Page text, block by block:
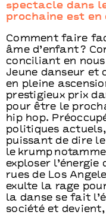
spectacle dans
prochaine est en
Comment faire
âme d’enfant ?
conciliant en
Jeune danseur et
en pleine
prestigieux prix
pour être le
hip hop.
politiques
puissant de dire
le krump
exploser
rues de Los
exulte la rage
la danse se fait
société et